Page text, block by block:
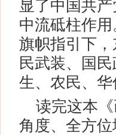
显了中国共
中流砥柱作
旗帜指引下
民武装、国
生、农民、华
读完这本《
角度、全方